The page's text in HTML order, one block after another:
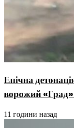
Епічна
ворожий
11 години назад